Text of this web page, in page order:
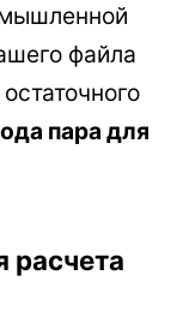
файла
пара для
расчета